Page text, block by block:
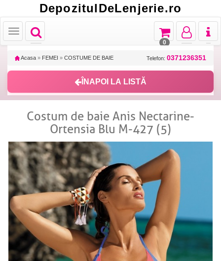
DepozitulDeLenjerie.ro
Toggle
navigation
Toggle
Toggle
navigation
Toggle
navigation
Toggle
navigation
0
Acasa » FEMEI » COSTUME DE BAIE Telefon: 0371236351
ÎNAPOI LA LISTĂ
Costum de baie Anis Nectarine-
Ortensia Blu M-427 (5)